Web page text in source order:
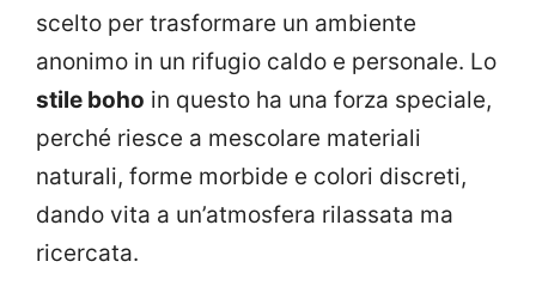
scelto per trasformare un ambiente
anonimo in un rifugio caldo e personale. Lo
stile boho in questo ha una forza speciale,
perché riesce a mescolare materiali
naturali, forme morbide e colori discreti,
dando vita a un’atmosfera rilassata ma
ricercata.